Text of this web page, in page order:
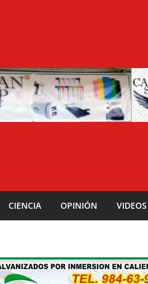
CIENCIA OPINIÓN VIDEOS